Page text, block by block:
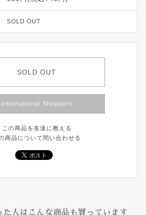
SOLD OUT
SOLD OUT
International Shoppers
この商品を友達に教える
商品について問い合わせる
た人はこんな商品も買っています